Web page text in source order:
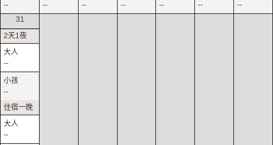
-- -- -- -- -- --
--
31
--
--
--